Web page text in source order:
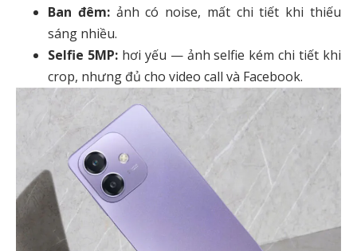
Ban đêm:ảnh có noise, mất chi tiết khi thiếu
sáng nhiều.
Selfie 5MP:hơi yếu — ảnh selfie kém chi tiết khi
crop, nhưng đủ cho video call và Facebook.